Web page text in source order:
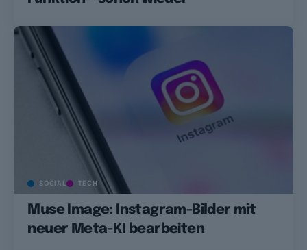
SOCIAL TECH
Muse Image: Instagram-Bilder mit
neuer Meta-KI bearbeiten